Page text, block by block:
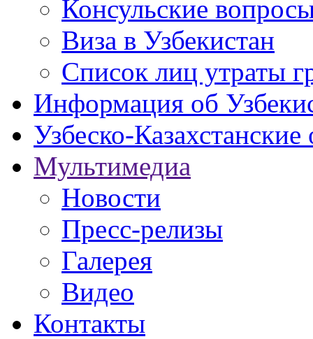
Консульские
Виза в Узбекистан
Список лиц утраты
Информация об
Узбеско-
Мультимедиа
Новости
Пресс-релизы
Галерея
Видео
Контакты